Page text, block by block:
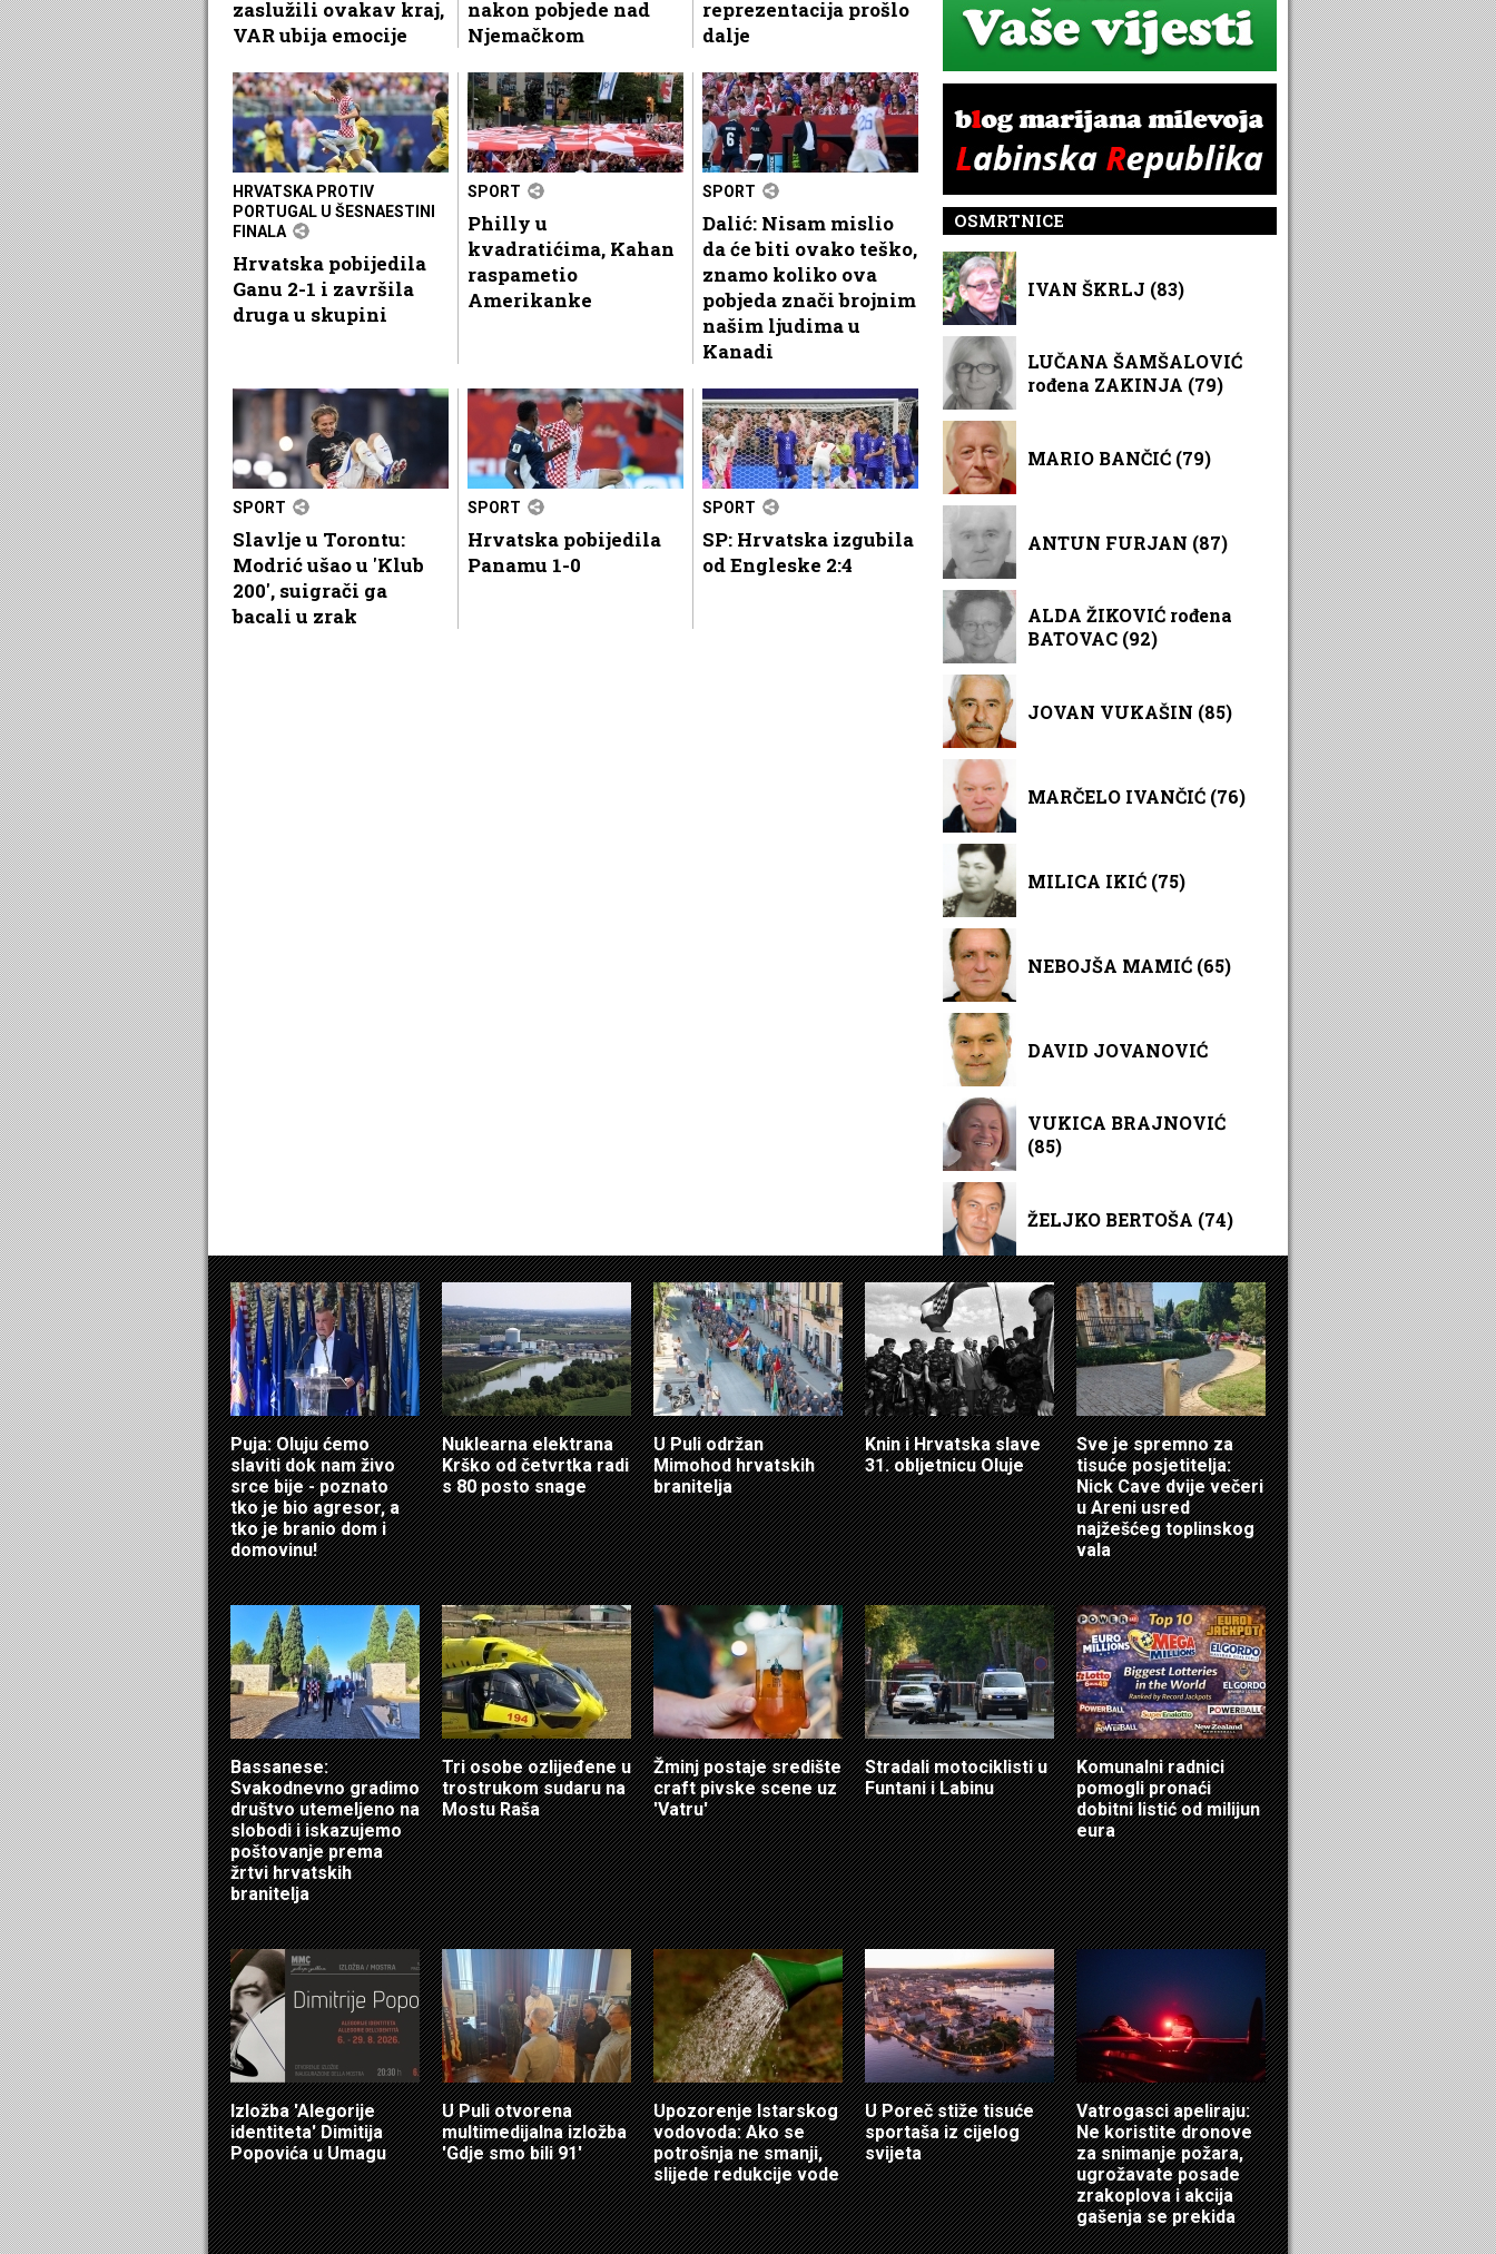
zaslužili ovakav kraj,
VAR ubija emocije
nakon pobjede nad
Njemačkom
reprezentacija prošlo
dalje
HRVATSKA PROTIV
PORTUGAL U ŠESNAESTINI
FINALA
Hrvatska pobijedila
Ganu 2-1 i završila
druga u skupini
SPORT
Philly u
kvadratićima, Kahan
raspametio
Amerikanke
SPORT
Dalić: Nisam mislio
da će biti ovako teško,
znamo koliko ova
pobjeda znači brojnim
našim ljudima u
Kanadi
SPORT
Slavlje u Torontu:
Modrić ušao u 'Klub
200', suigrači ga
bacali u zrak
SPORT
Hrvatska pobijedila
Panamu 1-0
SPORT
SP: Hrvatska izgubila
od Engleske 2:4
OSMRTNICE
IVAN ŠKRLJ (83)
LUČANA ŠAMŠALOVIĆ
rođena ZAKINJA (79)
MARIO BANČIĆ (79)
ANTUN FURJAN (87)
ALDA ŽIKOVIĆ rođena
BATOVAC (92)
JOVAN VUKAŠIN (85)
MARČELO IVANČIĆ (76)
MILICA IKIĆ (75)
NEBOJŠA MAMIĆ (65)
DAVID JOVANOVIĆ
VUKICA BRAJNOVIĆ
(85)
ŽELJKO BERTOŠA (74)
Puja: Oluju ćemo
slaviti dok nam živo
srce bije - poznato
tko je bio agresor, a
tko je branio dom i
domovinu!
Nuklearna elektrana
Krško od četvrtka radi
s 80 posto snage
U Puli održan
Mimohod hrvatskih
branitelja
Knin i Hrvatska slave
31. obljetnicu Oluje
Sve je spremno za
tisuće posjetitelja:
Nick Cave dvije večeri
u Areni usred
najžešćeg toplinskog
vala
Bassanese:
Svakodnevno gradimo
društvo utemeljeno na
slobodi i iskazujemo
poštovanje prema
žrtvi hrvatskih
branitelja
Tri osobe ozlijeđene u
trostrukom sudaru na
Mostu Raša
Žminj postaje središte
craft pivske scene uz
'Vatru'
Stradali motociklisti u
Funtani i Labinu
Komunalni radnici
pomogli pronaći
dobitni listić od milijun
eura
Izložba 'Alegorije
identiteta' Dimitija
Popovića u Umagu
U Puli otvorena
multimedijalna izložba
'Gdje smo bili 91'
Upozorenje Istarskog
vodovoda: Ako se
potrošnja ne smanji,
slijede redukcije vode
U Poreč stiže tisuće
sportaša iz cijelog
svijeta
Vatrogasci apeliraju:
Ne koristite dronove
za snimanje požara,
ugrožavate posade
zrakoplova i akcija
gašenja se prekida